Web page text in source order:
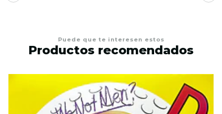
Puede que te interesen estos
Productos recomendados